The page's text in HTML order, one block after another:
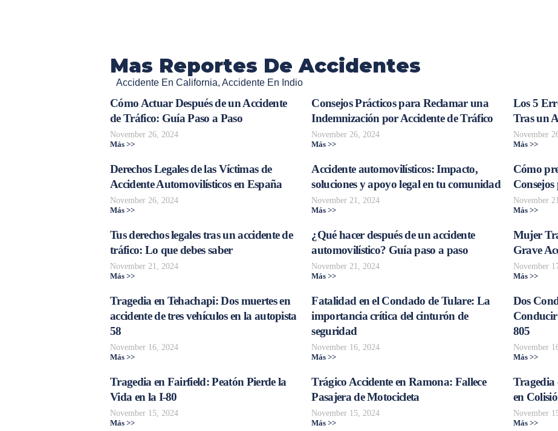
Mas Reportes De Accidentes
Accidente En California, Accidente En Indio
Cómo Actuar Después de un Accidente
de Tráfico: Guía Paso a Paso
November 26, 2024
Más >>
Consejos Prácticos para Reclamar una
Indemnización por Accidente de Tráfico
November 26, 2024
Más >>
Los 5
Tras un
November
Más >>
Derechos Legales de las Víctimas de
Accidente Automovilísticos en España
November 26, 2024
Más >>
Accidente automovilísticos: Impacto,
soluciones y apoyo legal en tu comunidad
November 21, 2024
Más >>
Cómo
November
Más >>
Tus derechos legales tras un accidente de
tráfico: Lo que debes saber
November 21, 2024
Más >>
¿Qué hacer después de un accidente
automovilístico? Guía paso a paso
November 21, 2024
Más >>
Mujer
Grave
November
Más >>
Tragedia en Tehachapi: Dos muertes en
accidente de tres vehículos en la autopista
58
November 16, 2024
Más >>
Fatalidad en el Condado de Tulare: La
importancia crítica del cinturón de
seguridad
November 16, 2024
Más >>
Dos
805
November
Más >>
Tragedia en Fairfield: Peatón Pierde la
Vida en la I-80
November 15, 2024
Más >>
Trágico Accidente en Ramona: Fallece
Pasajera de Motocicleta
November 15, 2024
Más >>
Tragedia
en
November
Más >>